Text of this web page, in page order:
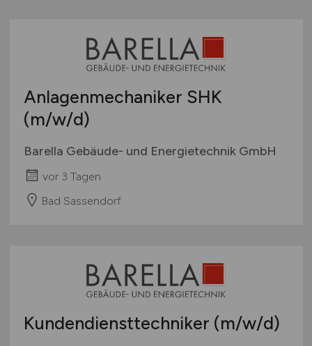
Anlagenmechaniker SHK
(m/w/d)
Barella Gebäude- und Energietechnik GmbH
vor 3 Tagen
Bad Sassendorf
Kundendiensttechniker (m/w/d)